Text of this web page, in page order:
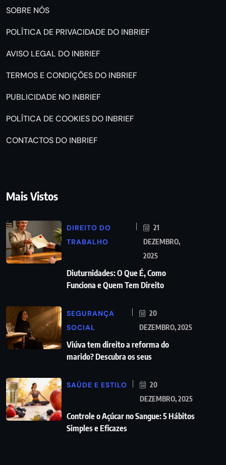
SOBRE NÓS
POLÍTICA DE PRIVACIDADE DO INBRIEF
AVISO LEGAL DO INBRIEF
TERMOS E CONDIÇÕES DO INBRIEF
PUBLICIDADE NO INBRIEF
POLÍTICA DE COOKIES DO INBRIEF
CONTACTOS DO INBRIEF
Mais Vistos
DIREITO DO
TRABALHO
21
DEZEMBRO,
2025
Diuturnidades: O Que É, Como
Funciona e Quem Tem Direito
SEGURANÇA
SOCIAL
20
DEZEMBRO, 2025
Viúva tem direito a reforma do
marido? Descubra os seus
SAÚDE E ESTILO
20
DEZEMBRO, 2025
Controle o Açúcar no Sangue: 5 Hábitos
Simples e Eficazes